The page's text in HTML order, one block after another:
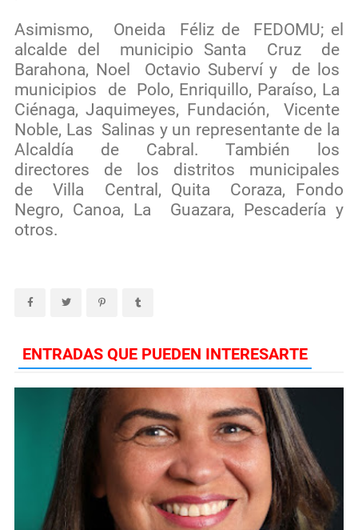
Asimismo, Oneida Féliz de FEDOMU; el
alcalde del municipio Santa Cruz de
Barahona, Noel Octavio Suberví y de los
municipios de Polo, Enriquillo, Paraíso, La
Ciénaga, Jaquimeyes, Fundación, Vicente
Noble, Las Salinas y un representante de la
Alcaldía de Cabral. También los
directores de los distritos municipales
de Villa Central, Quita Coraza, Fondo
Negro, Canoa, La Guazara, Pescadería y
otros.
ENTRADAS QUE PUEDEN INTERESARTE